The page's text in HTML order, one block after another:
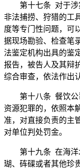
第十七条 对于涉
非法捕捞、狩猎的工
度等专门性问题，可
据现场勘验、检查笔
法鉴定机构出具的鉴
报告，被告人及其辩
综合审查，依法作出
第十八条 餐饮
资源犯罪的，依照本
准，对直接负责的主
对单位判处罚金。
第十九条 在海
瑚、砗磲或者其他珍